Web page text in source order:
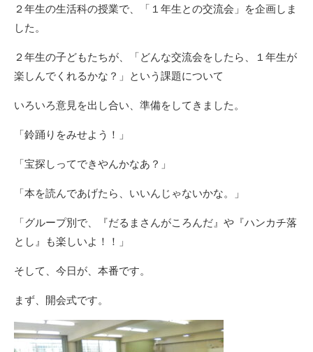
日
２年生の生活科の授業で、「１年生との交流会」を企画しま
した。
２年生の子どもたちが、「どんな交流会をしたら、１年生が
楽しんでくれるかな？」という課題について
いろいろ意見を出し合い、準備をしてきました。
「鈴踊りをみせよう！」
「宝探しってできやんかなあ？」
「本を読んであげたら、いいんじゃないかな。」
「グループ別で、『だるまさんがころんだ』や『ハンカチ落
とし』も楽しいよ！！」
そして、今日が、本番です。
まず、開会式です。